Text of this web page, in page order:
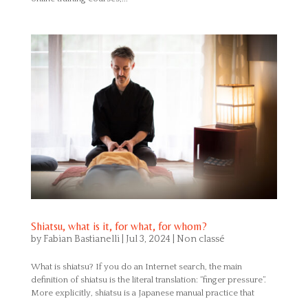
Shiatsu, what is it, for what, for whom?
by Fabian Bastianelli| Jul 3, 2024 Non classé
What is shiatsu? If you do an Internet search, the main
definition of shiatsu is the literal translation: “finger pressure”.
More explicitly, shiatsu is a Japanese manual practice that